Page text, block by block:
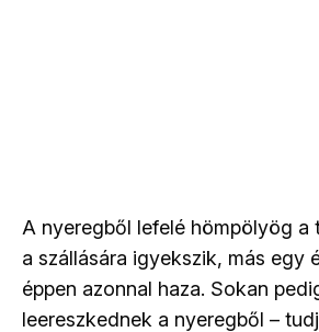
A nyeregből lefelé hömpölyög a
a szállására igyekszik, más egy
éppen azonnal haza. Sokan
leereszkednek a nyeregből –